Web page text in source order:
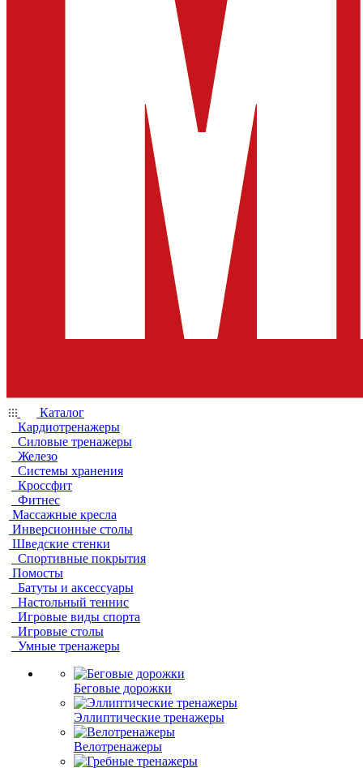
Каталог
Кардиотренажеры
Силовые тренажеры
Железо
Системы хранения
Кроссфит
Фитнес
Массажные кресла
Инверсионные столы
Шведские стенки
Спортивные покрытия
Помосты
Батуты и аксессуары
Настольный теннис
Игровые виды спорта
Игровые столы
Умные тренажеры
Беговые дорожки
Эллиптические тренажеры
Велотренажеры